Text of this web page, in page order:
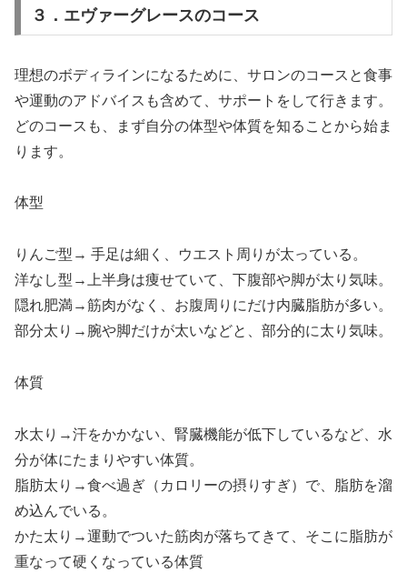
３．エヴァーグレースのコース
理想のボディラインになるために、サロンのコースと食事
や運動のアドバイスも含めて、サポートをして行きます。
どのコースも、まず自分の体型や体質を知ることから始ま
ります。
体型
りんご型→ 手足は細く、ウエスト周りが太っている。
洋なし型→上半身は痩せていて、下腹部や脚が太り気味。
隠れ肥満→筋肉がなく、お腹周りにだけ内臓脂肪が多い。
部分太り→腕や脚だけが太いなどと、部分的に太り気味。
体質
水太り→汗をかかない、腎臓機能が低下しているなど、水
分が体にたまりやすい体質。
脂肪太り→食べ過ぎ（カロリーの摂りすぎ）で、脂肪を溜
め込んでいる。
かた太り→運動でついた筋肉が落ちてきて、そこに脂肪が
重なって硬くなっている体質